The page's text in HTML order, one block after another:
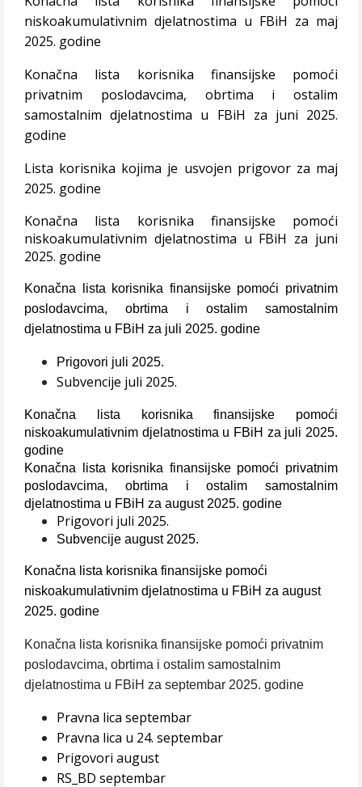
niskoakumulativnim djelatnostima u FBiH za maj
2025. godine
Konačna lista korisnika finansijske pomoći
privatnim poslodavcima, obrtima i ostalim
samostalnim djelatnostima u FBiH za juni 2025.
godine
Lista korisnika kojima je usvojen prigovor za maj
2025. godine
Konačna lista korisnika finansijske pomoći
niskoakumulativnim djelatnostima u FBiH za juni
2025. godine
Konačna lista korisnika finansijske pomoći privatnim
poslodavcima, obrtima i ostalim samostalnim
djelatnostima u FBiH za juli 2025. godine
Prigovori juli 2025.
Subvencije juli 2025.
Konačna lista korisnika finansijske pomoći
niskoakumulativnim djelatnostima u FBiH za juli 2025.
godine
Konačna lista korisnika finansijske pomoći privatnim
poslodavcima, obrtima i ostalim samostalnim
djelatnostima u FBiH za august 2025. godine
Prigovori juli 2025.
Subvencije august 2025.
Konačna lista korisnika finansijske pomoći
niskoakumulativnim djelatnostima u FBiH za august
2025. godine
Konačna lista korisnika finansijske pomoći privatnim
poslodavcima, obrtima i ostalim samostalnim
djelatnostima u FBiH za septembar 2025. godine
Pravna lica septembar
Pravna lica u 24. septembar
Prigovori august
RS_BD septembar